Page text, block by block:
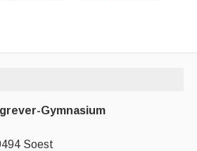
Gymnasium
Soest